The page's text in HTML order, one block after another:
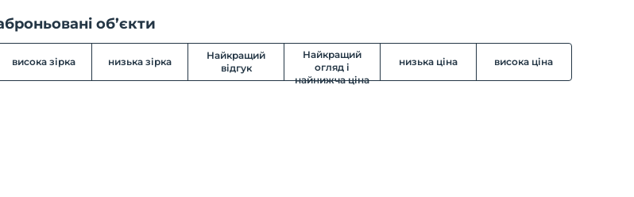
об’єкти
висока зірка низька зірка
Найкращий
відгук
Найкращий
огляд і
найнижча ціна
низька ціна висока ціна